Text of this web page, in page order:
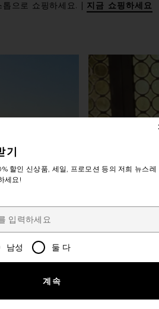
으로 쇼핑하세요. | 지금 쇼핑하세요
할인 신상품, 세일, 프로모션 등의 저희 뉴스레
세요!
남성 둘 다
계속